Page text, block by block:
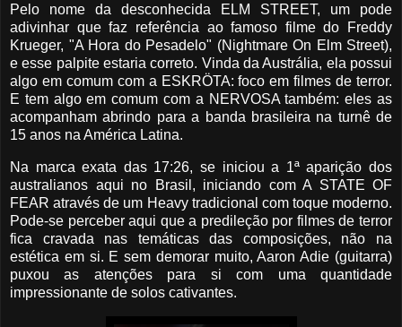
Pelo nome da desconhecida ELM STREET, um pode
adivinhar que faz referência ao famoso filme do Freddy
Krueger, "A Hora do Pesadelo" (Nightmare On Elm Street),
e esse palpite estaria correto. Vinda da Austrália, ela possui
algo em comum com a ESKRÖTA: foco em filmes de terror.
E tem algo em comum com a NERVOSA também: eles as
acompanham abrindo para a banda brasileira na turnê de
15 anos na América Latina.
Na marca exata das 17:26, se iniciou a 1ª aparição dos
australianos aqui no Brasil, iniciando com A STATE OF
FEAR através de um Heavy tradicional com toque moderno.
Pode-se perceber aqui que a predileção por filmes de terror
fica cravada nas temáticas das composições, não na
estética em si. E sem demorar muito, Aaron Adie (guitarra)
puxou as atenções para si com uma quantidade
impressionante de solos cativantes.